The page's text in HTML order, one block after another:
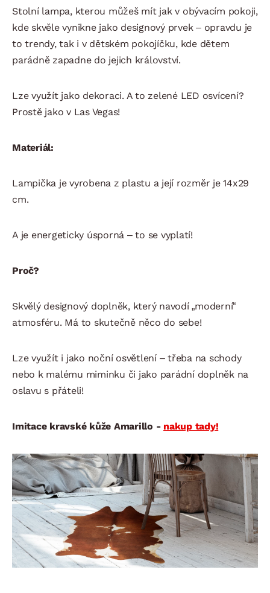
Stolní lampa, kterou můžeš mít jak v obývacím pokoji,
kde skvěle vynikne jako designový prvek – opravdu je
to trendy, tak i v dětském pokojíčku, kde dětem
parádně zapadne do jejich království.
Lze využít jako dekoraci. A to zelené LED osvícení?
Prostě jako v Las Vegas!
Materiál:
Lampička je vyrobena z plastu a její rozměr je 14x29
cm.
A je energeticky úsporná – to se vyplatí!
Proč?
Skvělý designový doplněk, který navodí „moderní“
atmosféru. Má to skutečně něco do sebe!
Lze využít i jako noční osvětlení – třeba na schody
nebo k malému miminku či jako parádní doplněk na
oslavu s přáteli!
Imitace kravské kůže Amarillo - nakup tady!